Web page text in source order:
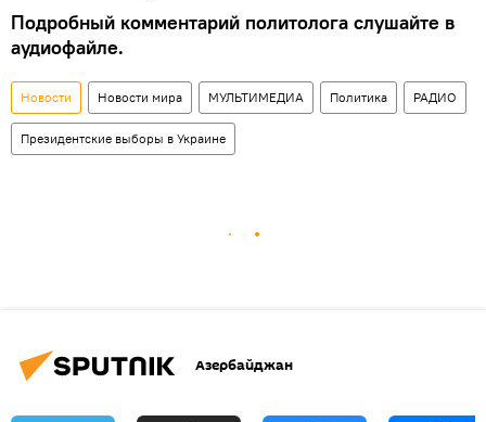
Подробный комментарий политолога слушайте в
аудиофайле.
Новости Новости мира МУЛЬТИМЕДИА Политика РАДИО
Президентские выборы в Украине
Азербайджан